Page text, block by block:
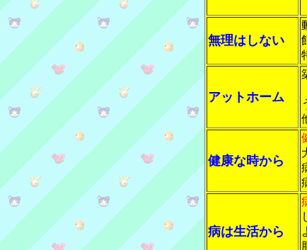
無理はしない
アットホーム
健康な時から
病は生活から